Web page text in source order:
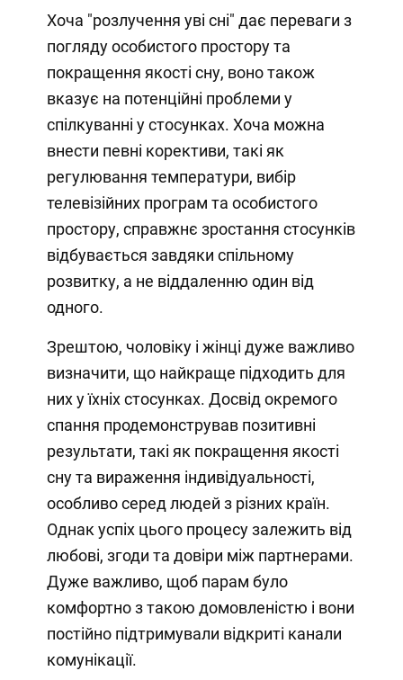
Хоча "розлучення уві сні" дає переваги з
погляду особистого простору та
покращення якості сну, воно також
вказує на потенційні проблеми у
спілкуванні у стосунках. Хоча можна
внести певні корективи, такі як
регулювання температури, вибір
телевізійних програм та особистого
простору, справжнє зростання стосунків
відбувається завдяки спільному
розвитку, а не віддаленню один від
одного.
Зрештою, чоловіку і жінці дуже важливо
визначити, що найкраще підходить для
них у їхніх стосунках. Досвід окремого
спання продемонстрував позитивні
результати, такі як покращення якості
сну та вираження індивідуальності,
особливо серед людей з різних країн.
Однак успіх цього процесу залежить від
любові, згоди та довіри між партнерами.
Дуже важливо, щоб парам було
комфортно з такою домовленістю і вони
постійно підтримували відкриті канали
комунікації.